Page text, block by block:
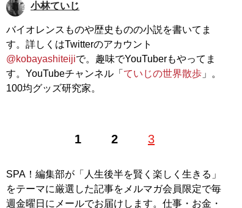
小林ていじ
バイオレンスものや歴史ものの小説を書いてま
す。詳しくはTwitterのアカウント
@kobayashiteijiで。趣味でYouTuberもやってま
す。YouTubeチャンネル「 ていじの世界散歩 」。
100均グッズ研究家。
1 2 3
SPA！編集部が「人生後半を賢く楽しく生きる」
をテーマに厳選した記事をメルマガ会員限定で毎
週金曜日にメールでお届けします。仕事・お金・